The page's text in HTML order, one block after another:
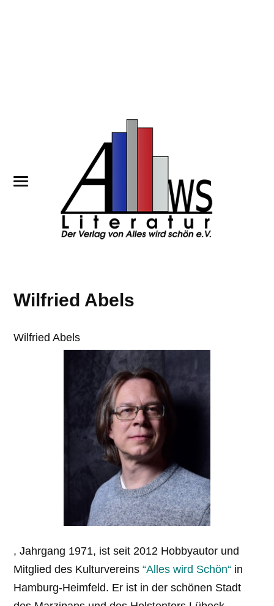
Wilfried Abels
Wilfried Abels
, Jahrgang 1971, ist seit 2012 Hobbyautor und
Mitglied des Kulturvereins“Alles wird Schön“ in
Hamburg-Heimfeld. Er ist in der schönen Stadt